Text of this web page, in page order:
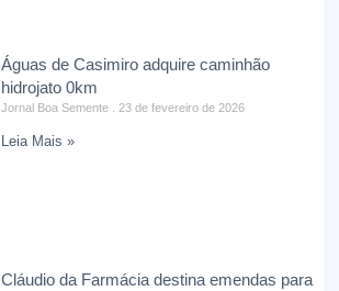
Águas de Casimiro adquire caminhão
hidrojato 0km
Jornal Boa Semente 23 de fevereiro de 2026
Leia Mais »
Cláudio da Farmácia destina emendas para